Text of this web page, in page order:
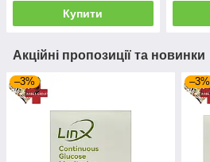
Купити
Акційні пропозиції та новинки
–3% –3%